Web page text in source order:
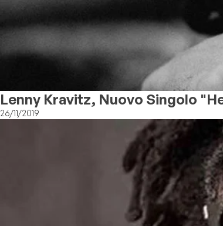
Lenny Kravitz, Nuovo Singolo
26/11/2019